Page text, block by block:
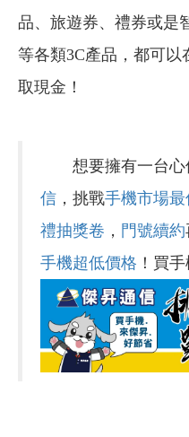
品、旅遊券、禮券或
等各類3C產品，都可
取現金！
想要擁有一台心
信 ，挑戰手機市場最
禮抽獎卷 ， 門號續約
手機超低價格 ！買